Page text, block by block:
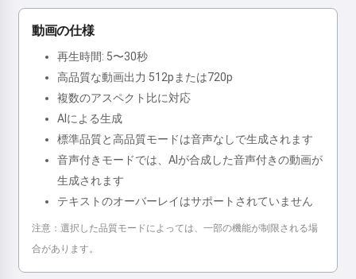
動画の仕様
再生時間: 5〜30秒
高品質な動画出力 512pまたは720p
複数のアスペクト比に対応
AIによる生成
標準品質と高品質モードは音声なしで生成されます
音声付きモードでは、AIが合成した音声付きの動画が
生成されます
テキストのオーバーレイはサポートされていません
注意：選択した品質モードによっては、一部の機能が制限される場
合があります。